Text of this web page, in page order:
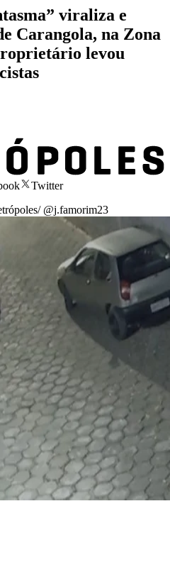
viraliza e
Carangola, na Zona
levou
Twitter
@j.famorim23